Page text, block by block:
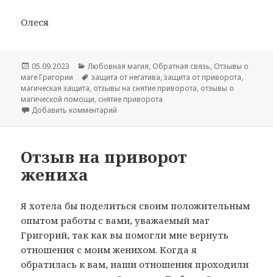
Олеся
Опубликовано
05.09.2023 Рубрики
Любовная магия, Обратная связь, Отзывы о
маге Григории
Метки
защита от негатива,защита от приворота,
магическая защита, отзывы на снятие приворота, отзывы о
магической помощи, снятие приворота
Добавить комментарий
Отзыв на приворот
жениха
Я хотела бы поделиться своим положительным
опытом работы с вами, уважаемый маг
Григорий, так как вы помогли мне вернуть
отношения с моим женихом. Когда я
обратилась к вам, наши отношения проходили